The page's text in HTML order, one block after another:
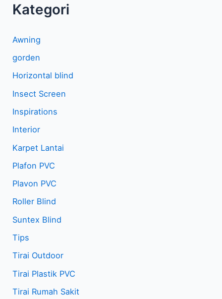
Kategori
Awning
gorden
Horizontal blind
Insect Screen
Inspirations
Interior
Karpet Lantai
Plafon PVC
Plavon PVC
Roller Blind
Suntex Blind
Tips
Tirai Outdoor
Tirai Plastik PVC
Tirai Rumah Sakit